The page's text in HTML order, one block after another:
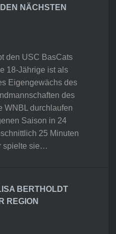
NÄCHSTEN
den USC BasCats
18-Jährige ist als
Eigengewächs des
des
WNBL durchlaufen
Saison in 24
25 Minuten
spielte sie…
BERTHOLDT
REGION